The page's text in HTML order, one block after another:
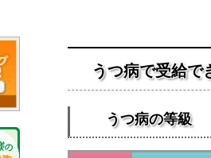
うつ病で受給で
うつ病の等級